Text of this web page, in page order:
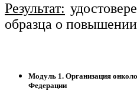
Результат:
образца о
Модуль 1. Организация
Федерации